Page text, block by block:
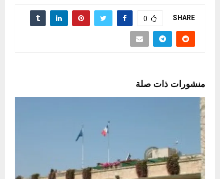
SHARE
0
منشورات ذات صلة